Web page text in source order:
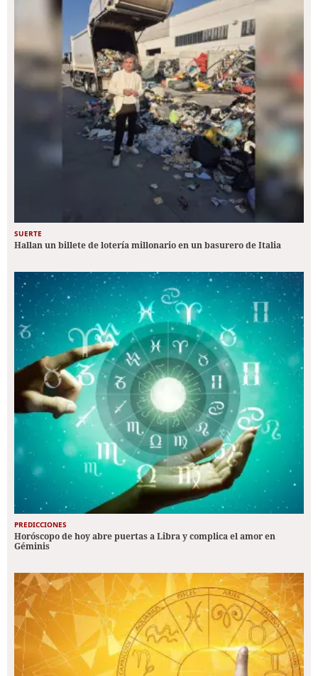
SUERTE
Hallan un billete de lotería millonario en un basurero de Italia
PREDICCIONES
Horóscopo de hoy abre puertas a Libra y complica el amor en
Géminis